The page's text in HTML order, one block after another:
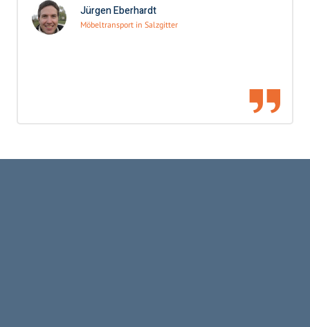
Jürgen Eberhardt
Möbeltransport in Salzgitter